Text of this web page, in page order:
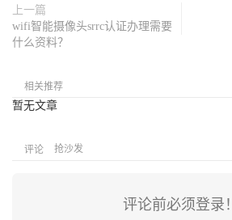
上一篇
wifi智能摄像头srrc认证办理需要
什么资料？
相关推荐
暂无文章
评论 抢沙发
评论前必须登录！